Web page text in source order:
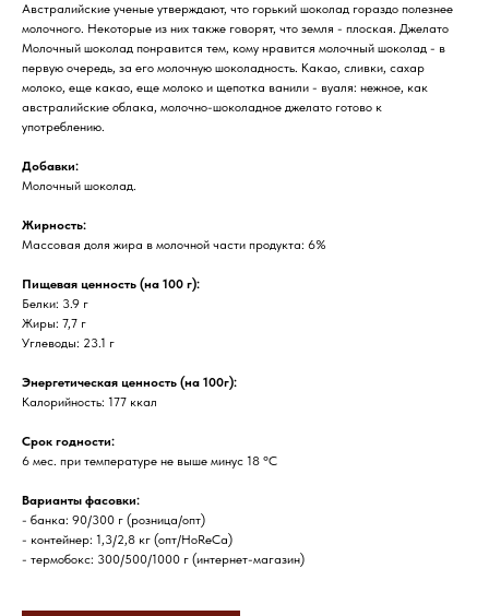
Австралийские ученые утверждают, что горький шоколад гораздо полезнее
молочного. Некоторые из них также говорят, что земля - плоская. Джелато
Молочный шоколад понравится тем, кому нравится молочный шоколад - в
первую очередь, за его молочную шоколадность. Какао, сливки, сахар
молоко, еще какао, еще молоко и щепотка ванили - вуаля: нежное, как
австралийские облака, молочно-шоколадное джелато готово к
употреблению.
Добавки:
Молочный шоколад.
Жирность:
Массовая доля жира в молочной части продукта: 6%
Пищевая ценность (на 100 г):
Белки: 3.9 г
Жиры: 7,7 г
Углеводы: 23.1 г
Энергетическая ценность (на 100г):
Калорийность: 177 ккал
Срок годности:
6 мес. при температуре не выше минус 18 °С
Варианты фасовки:
- банка: 90/300 г (розница/опт)
- контейнер: 1,3/2,8 кг (опт/HoReCa)
- термобокс: 300/500/1000 г (интернет-магазин)